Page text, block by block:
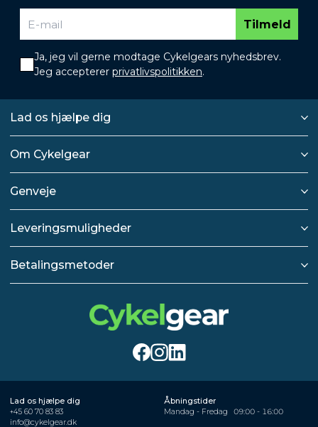
Tilmeld
Ja, jeg vil gerne modtage Cykelgears nyhedsbrev.
Jeg accepterer privatlivspolitikken.
Lad os hjælpe dig
Om Cykelgear
Genveje
Leveringsmuligheder
Betalingsmetoder
Lad os hjælpe dig
+45 60 70 83 83
info@cykelgear.dk
Åbningstider
Mandag - Fredag
09:00 - 16:00